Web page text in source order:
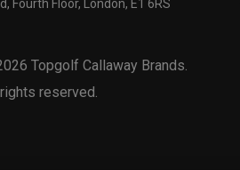
Fourth Floor, London, E1 6RS
Topgolf Callaway Brands.
reserved.